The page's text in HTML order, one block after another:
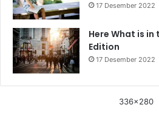
17 Desember 2022
Here What is in
Edition
17 Desember 2022
336x280